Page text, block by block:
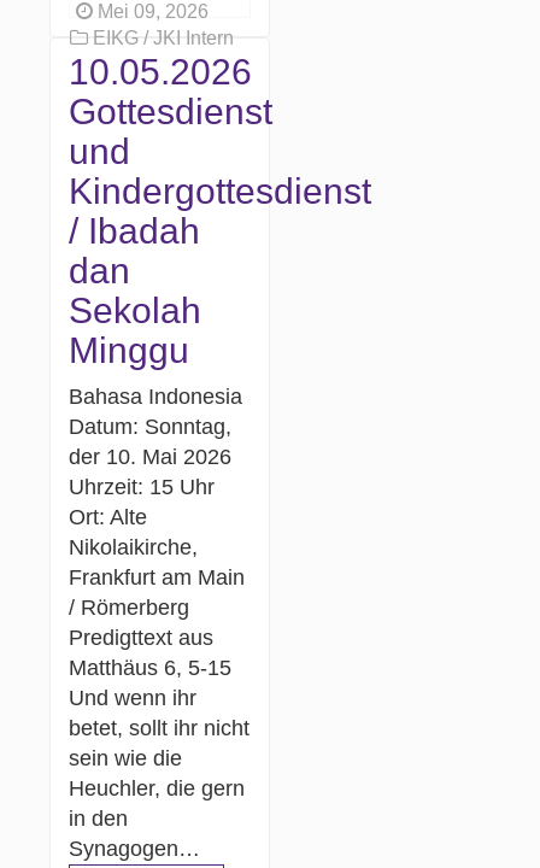
Mei 09, 2026
EIKG / JKI Intern
10.05.2026
Gottesdienst
und
Kindergottesdienst
/ Ibadah
dan
Sekolah
Minggu
Bahasa Indonesia
Datum: Sonntag,
der 10. Mai 2026
Uhrzeit: 15 Uhr
Ort: Alte
Nikolaikirche,
Frankfurt am Main
/ Römerberg
Predigttext aus
Matthäus 6, 5-15
Und wenn ihr
betet, sollt ihr nicht
sein wie die
Heuchler, die gern
in den
Synagogen…